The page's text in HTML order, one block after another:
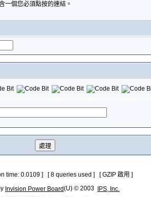
一個您必須點按的連結。
time: 0.0109 ] [ 8 queries used ] [ GZIP 啟用 ]
Invision Power Board(U) © 2003
IPS, Inc.